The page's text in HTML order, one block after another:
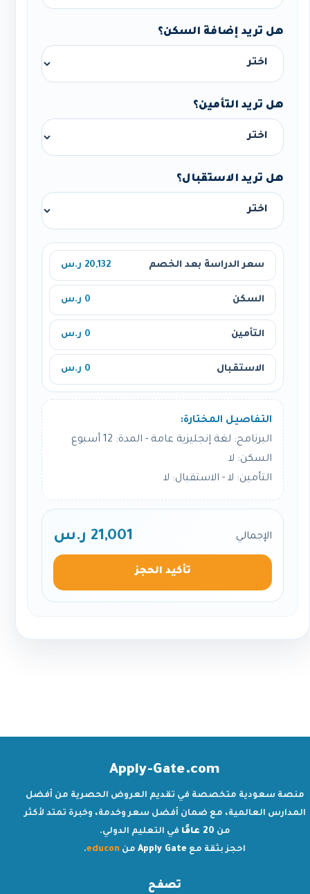
هل تريد إضافة السكن؟
هل تريد التأمين؟
هل تريد الاستقبال؟
سعر الدراسة بعد الخصم 20,132 ر.س
السكن 0 ر.س
التأمين 0 ر.س
الاستقبال 0 ر.س
التفاصيل المختارة:
البرنامج: لغة إنجليزية عامة - المدة: 12 أسبوع
السكن: لا
التأمين: لا - الاستقبال: لا
الإجمالي 21,001 ر.س
تأكيد الحجز
Apply-Gate.com
منصة سعودية متخصصة في تقديم العروض الحصرية من أفضل
المدارس العالمية، مع ضمان أفضل سعر وخدمة، وخبرة تمتد لأكثر
من 20 عامًا
في التعليم الدولي.
احجز بثقة مع Apply Gate من educon
.
تصفح